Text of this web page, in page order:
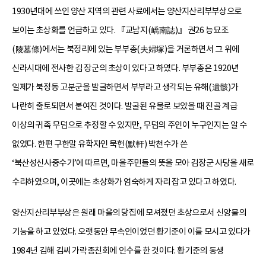
1930년대에 쓰인 양산 지역의 관련 사료에서는 양산지산리부부상으로
보이는 초상화를 언급하고 있다. 『교남지(嶠南誌)』 권26 능묘조
(陵墓條)에서는 북정리에 있는 부부총(夫婦塚)을 거론하면서 그 위에
신라시대에 전사한 김 장군의 초상이 있다고 하였다. 부부총은 1920년
일제가 북정동 고분군을 발굴하면서 부부라고 생각되는 유해(遺骸)가
나란히 출토되면서 붙여진 것이다. 발굴된 유물로 보았을 때 진골 계급
이상의 귀족 무덤으로 추정할 수 있지만, 무덤의 주인이 누구인지는 알 수
없었다. 한편 구한말 유학자인 묵헌(默軒) 박천수가 쓴
‘북산성신사중수기’에 따르면, 마을주민들의 뜻을 모아 김장군 사당을 새로
수리하였으며, 이곳에는 초상화가 엄숙하게 자리 잡고 있다고 하였다.
양산지산리부부상은 원래 마을의 당집에 모셔졌던 초상으로서 신앙물의
기능을 하고 있었다. 오랫동안 무속인이었던 황기준이 이를 모시고 있다가
1984년 김해 김씨 가락종친회에 인수를 한 것이다. 황기준의 동생